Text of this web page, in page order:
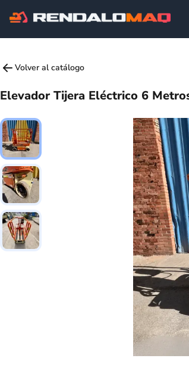
Volver al catálogo
Elevador Tijera Eléctrico 6